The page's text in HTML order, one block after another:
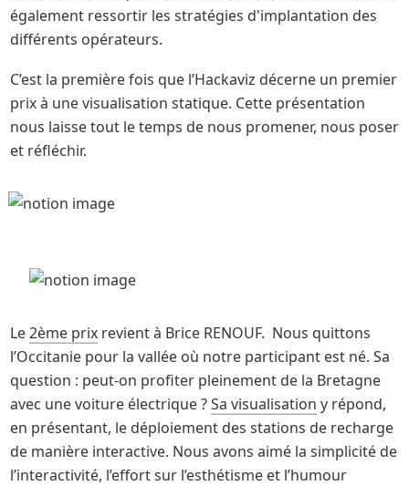
également ressortir les stratégies d'implantation des
différents opérateurs.
C’est la première fois que l’Hackaviz décerne un premier
prix à une visualisation statique. Cette présentation
nous laisse tout le temps de nous promener, nous poser
et réfléchir.
Le 2ème prix revient à Brice RENOUF.  Nous quittons
l’Occitanie pour la vallée où notre participant est né. Sa
question : peut-on profiter pleinement de la Bretagne
avec une voiture électrique ? Sa visualisation y répond,
en présentant, le déploiement des stations de recharge
de manière interactive. Nous avons aimé la simplicité de
l’interactivité, l’effort sur l’esthétisme et l’humour